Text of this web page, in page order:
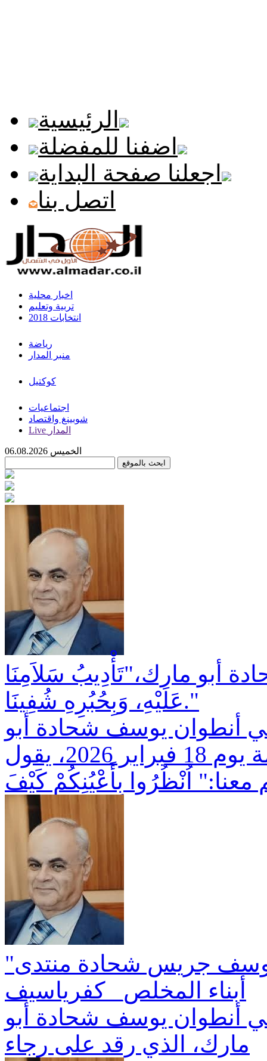
الرئيسية
اضفنا للمفضلة
اجعلنا صفحة البداية
اتصل بنا
اخبار محلية
تربية وتعليم
انتخابات 2018
رياضة
منبر المدار
كوكتيل
اجتماعيات
شوبينغ واقتصاد
Live المدار
أبو مارك،"تَأْدِيبُ سَلاَمِنَا
عَلَيْهِ، وَبِحُبُرِهِ شُفِينَا."
أنطوان يوسف شحادة أبو
مارك، الذي رقد على رجاء القيامة يوم 18 فبراير 2026، يقول
معنا:" اُنْظُرُوا بِأَعْيُنِكُمْ كَيْفَ
"ان الحجر لما خُتِم من اليهود" يوسف جريس شحادة منتدى
أبناء المخلص_ كفرياسيف
أنطوان يوسف شحادة أبو
مارك، الذي رقد على رجاء